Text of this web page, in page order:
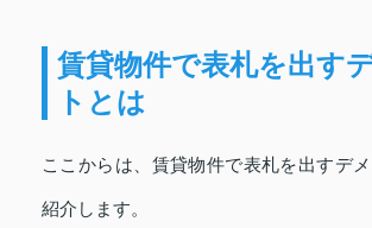
賃貸物件で表札を出す
トとは
ここからは、賃貸物件で表札を出すデ
紹介します。